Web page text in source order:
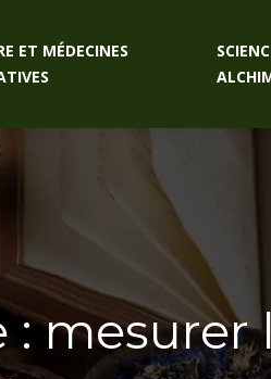
ET MÉDECINES
mesurer